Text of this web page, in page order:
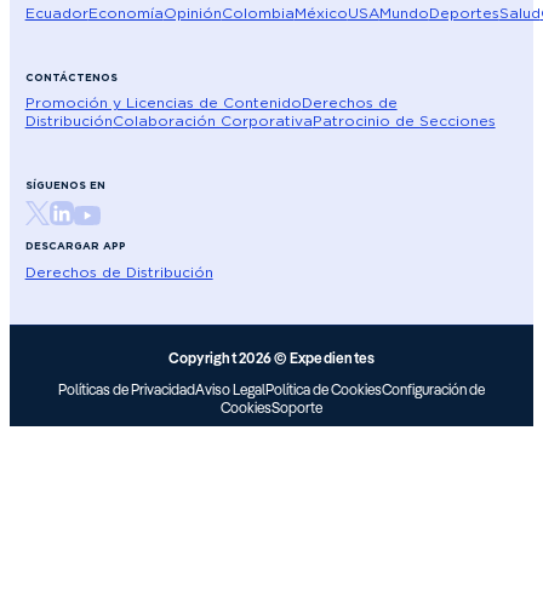
EcuadorEconomíaOpiniónColombiaMéxicoUSAMundoDeportesSalud
CONTÁCTENOS
Promoción y Licencias de ContenidoDerechos de
DistribuciónColaboración CorporativaPatrocinio de Secciones
SÍGUENOS EN
DESCARGAR APP
Derechos de Distribución
Copyright 2026 © Expedientes
Políticas de PrivacidadAviso LegalPolítica de CookiesConfiguración de
CookiesSoporte